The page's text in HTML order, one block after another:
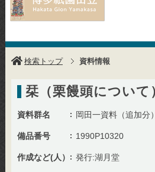
検索トップ 資料情報
栞（栗饅頭について
資料群名 岡田一資料（追加分）
備品番号 1990P10320
作成など(人） 発行:湖月堂